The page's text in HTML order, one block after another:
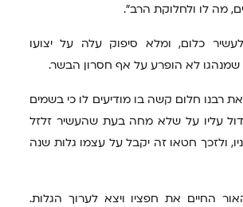
מה לו ולחלוקת הרב".
כלום, ומלא סיפוק עלה על יצועו
לא הופרע על אף חסרון הבשר.
רבנו חלום קשה בו מודיעים לו כי בשמים
עליו על שלא מחה בעת שהעשיר זלזל
ולזכך חטאו זה יקבל על עצמו גלות שנה
החיים את חפציו ויצא לערוך הגלות.